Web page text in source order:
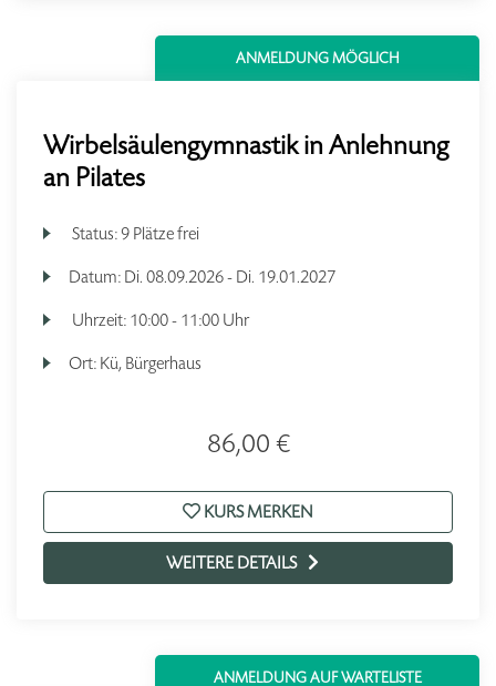
ANMELDUNG MÖGLICH
Wirbelsäulengymnastik in Anlehnung
an Pilates
Status:9 Plätze frei
Datum: Di. 08.09.2026 - Di. 19.01.2027
Uhrzeit: 10:00 - 11:00 Uhr
Ort: Kü, Bürgerhaus
86,00 €
KURS MERKEN
WEITERE DETAILS
ANMELDUNG AUF WARTELISTE